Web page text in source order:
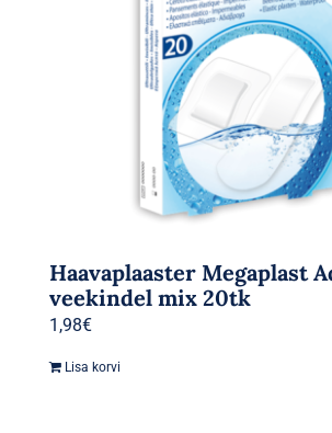
Haavaplaaster Megaplast
veekindel mix 20tk
1,98€
Lisa korvi